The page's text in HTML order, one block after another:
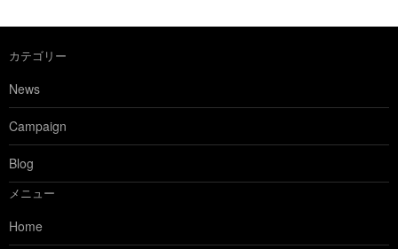
カテゴリー
News
Campaign
Blog
メニュー
Home